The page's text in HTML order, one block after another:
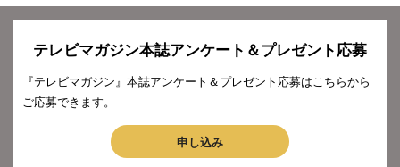
テレビマガジン本誌アンケート＆プレゼント応募
『テレビマガジン』本誌アンケート＆プレゼント応募はこちらから
ご応募できます。
申し込み